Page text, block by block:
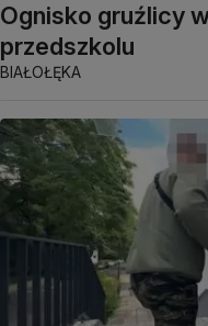
Ognisko gruźlicy
przedszkolu
BIAŁOŁĘKA